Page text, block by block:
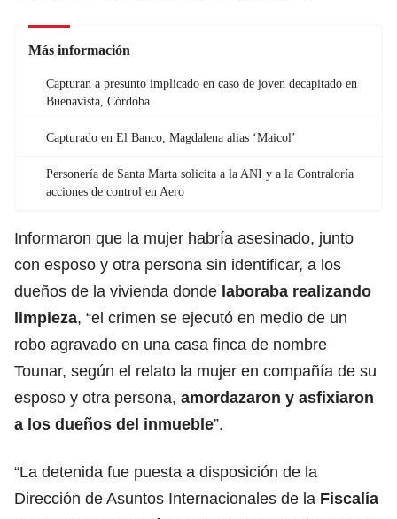
Más información
Capturan a presunto implicado en caso de joven decapitado en
Buenavista, Córdoba
Capturado en El Banco, Magdalena alias ‘Maicol’
Personería de Santa Marta solicita a la ANI y a la Contraloría
acciones de control en Aero
Informaron que la mujer habría asesinado, junto
con esposo y otra persona sin identificar, a los
dueños de la vivienda donde laboraba realizando
limpieza, “el crimen se ejecutó en medio de un
robo agravado en una casa finca de nombre
Tounar, según el relato la mujer en compañía de su
esposo y otra persona, amordazaron y asfixiaron
a los dueños del inmueble”.
“La detenida fue puesta a disposición de la
Dirección de Asuntos Internacionales de la Fiscalía